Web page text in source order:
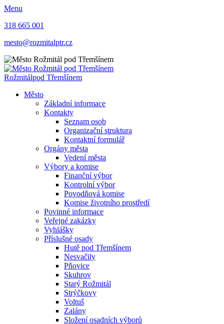
Menu
318 665 001
mesto@rozmitalptr.cz
Rožmitálpod Třemšínem
Město
Základní informace
Kontakty
Seznam osob
Organizační struktura
Kontaktní formulář
Orgány města
Vedení města
Výbory a komise
Finanční výbor
Kontrolní výbor
Povodňová komise
Komise životního prostředí
Povinné informace
Veřejné zakázky
Vyhlášky
Příslušné osady
Hutě pod Třemšínem
Nesvačily
Pňovice
Skuhrov
Starý Rožmitál
Strýčkovy
Voltuš
Zalány
Složení osadních výborů